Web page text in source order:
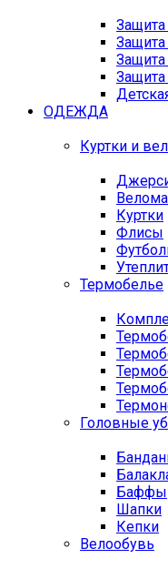
Защита
ОДЕЖДА
Куртки и
Куртки
Флисы
Термобелье
Головные
Баффы
Шапки
Кепки
Велообувь